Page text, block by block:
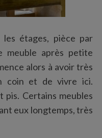
étages, pièce par
meuble après petite
alors à avoir très
coin et de vivre ici.
pis. Certains meubles
eux longtemps, très